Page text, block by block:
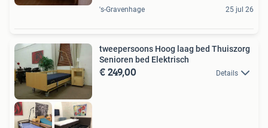
's-Gravenhage 25 jul 26
tweepersoons Hoog laag bed Thuiszorg
Senioren bed Elektrisch
€ 249,00 Details